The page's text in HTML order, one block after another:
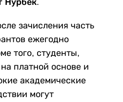
Нурбек.
зачисления часть
ежегодно
того, студенты,
платной основе и
академические
могут